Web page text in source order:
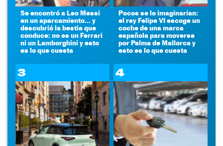
Se encontró a Leo Messi
en un aparcamiento... y
descubrió la bestia que
conduce: no es un Ferrari
ni un Lamborghini y esto
es lo que cuesta
Pocos se lo imaginarían:
el rey Felipe VI escoge un
coche de una marca
española para moverse
por Palma de Mallorca y
esto es lo que cuesta
3 4